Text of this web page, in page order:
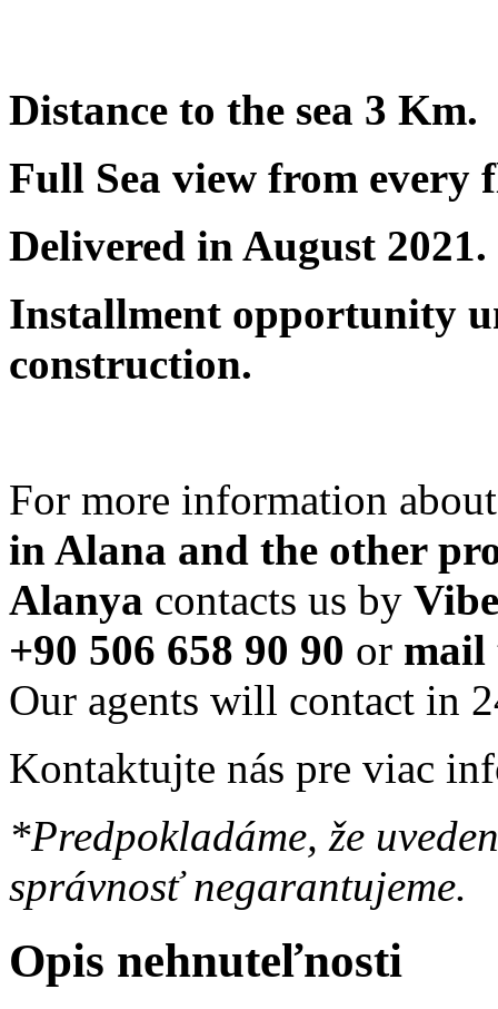
Distance to the sea 3 Km.
Full Sea view from every
Delivered in August 2021.
Installment opportunity
construction.
For more information
in Alana and the other
Alanya contacts us by
+90 506 658 90 90 or mail
Our agents will contact in
Kontaktujte nás pre viac
*Predpokladáme, že
správnosť negarantujeme.
Opis nehnuteľnosti